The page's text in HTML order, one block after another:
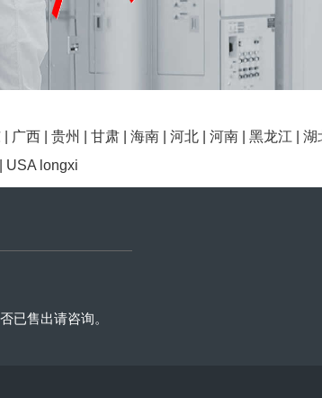
广西 贵州 甘肃 海南 河北 河南 黑龙江 湖
USA longxi
已售出请咨询。